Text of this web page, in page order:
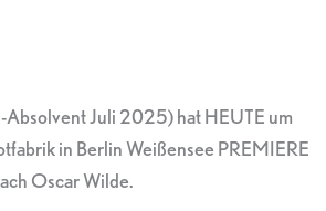
Absolvent Juli 2025) hat HEUTE um
in Berlin Weißensee PREMIERE
Oscar Wilde.